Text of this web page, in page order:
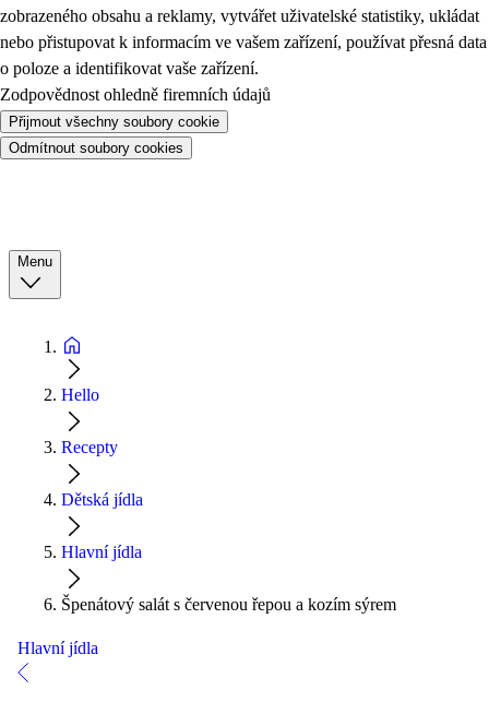
zobrazeného obsahu a reklamy, vytvářet uživatelské statistiky, ukládat
nebo přistupovat k informacím ve vašem zařízení, používat přesná data
o poloze a identifikovat vaše zařízení.
Zodpovědnost ohledně firemních údajů
Přijmout všechny soubory cookie
Odmítnout soubory cookies
Menu
Hello
Recepty
Dětská jídla
Hlavní jídla
Špenátový salát s červenou řepou a kozím sýrem
Hlavní jídla